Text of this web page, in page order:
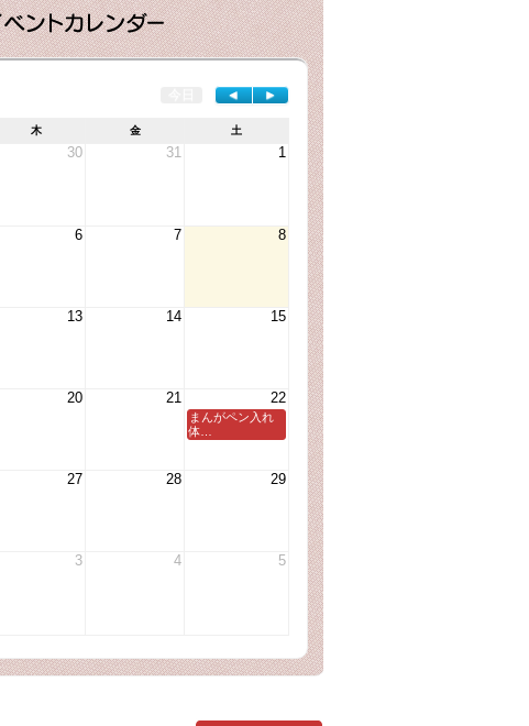
◄ ►
まんがペン入れ
体…
木 金 土
30 31 1
6 7 8
13 14 15
20 21 22
27 28 29
3 4 5